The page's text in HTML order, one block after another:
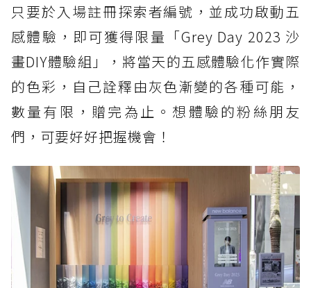
只要於入場註冊探索者編號，並成功啟動五
感體驗，即可獲得限量「Grey Day 2023 沙
畫DIY體驗組」，將當天的五感體驗化作實際
的色彩，自己詮釋由灰色漸變的各種可能，
數量有限，贈完為止。想體驗的粉絲朋友
們，可要好好把握機會！